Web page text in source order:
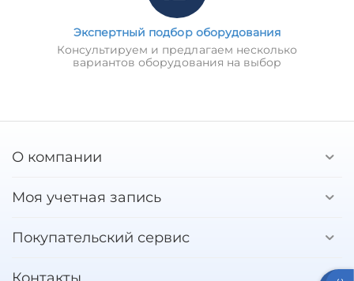
Экспертный подбор оборудования
Консультируем и предлагаем несколько
вариантов оборудования на выбор
О компании
Моя учетная запись
Покупательский сервис